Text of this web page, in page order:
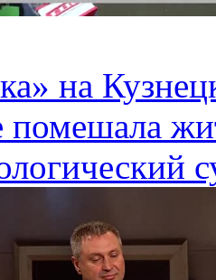
на
помешала